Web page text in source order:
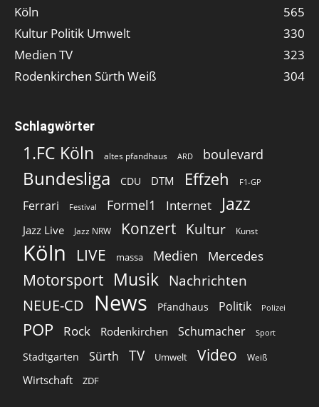
Köln
565
Kultur Politik Umwelt
330
Medien TV
323
Rodenkirchen Sürth Weiß
304
Schlagwörter
1.FC Köln altes pfandhaus ARD boulevard
Bundesliga CDU DTM Effzeh F1-GP
Ferrari Festival Formel1 Internet Jazz
Jazz Live Jazz NRW Konzert Kultur Kunst
Köln LIVE massa Medien Mercedes
Motorsport Musik Nachrichten
NEUE-CD
News Pfandhaus Politik Polizei
POP Rock Rodenkirchen Schumacher Sport
Stadtgarten Sürth TV Umwelt Video Weiß
Wirtschaft ZDF